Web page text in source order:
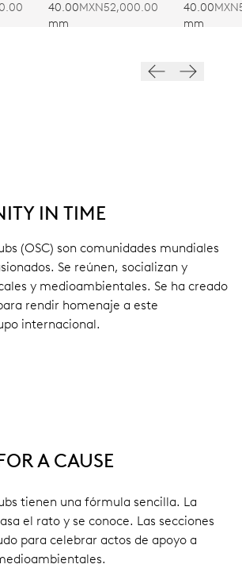
40.00
mm
MXN52,000.00
40.00
mm
IN TIME
(OSC) son comunidades mundiales
Se reúnen, socializan y
y medioambientales. Se ha creado
rendir homenaje a este
internacional.
A CAUSE
tienen una fórmula sencilla. La
el rato y se conoce. Las secciones
para celebrar actos de apoyo a